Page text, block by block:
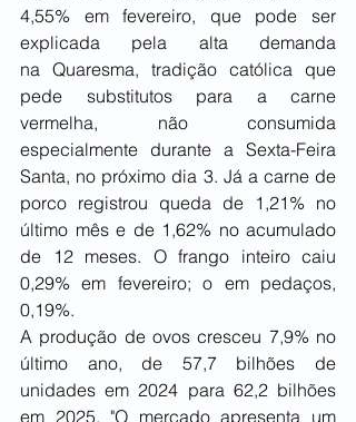
4,55% em fevereiro, que pode ser
explicada pela alta demanda
na Quaresma, tradição católica que
pede substitutos para a carne
vermelha, não consumida
especialmente durante a Sexta-Feira
Santa, no próximo dia 3. Já a carne de
porco registrou queda de 1,21% no
último mês e de 1,62% no acumulado
de 12 meses. O frango inteiro caiu
0,29% em fevereiro; o em pedaços,
0,19%.
A produção de ovos cresceu 7,9% no
último ano, de 57,7 bilhões de
unidades em 2024 para 62,2 bilhões
em 2025. "O mercado apresenta um